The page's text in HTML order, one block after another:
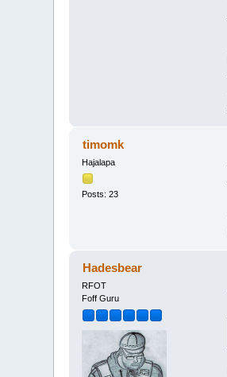
timomk
Hajalapa
Posts: 23
Hadesbear
RFOT
Foff Guru